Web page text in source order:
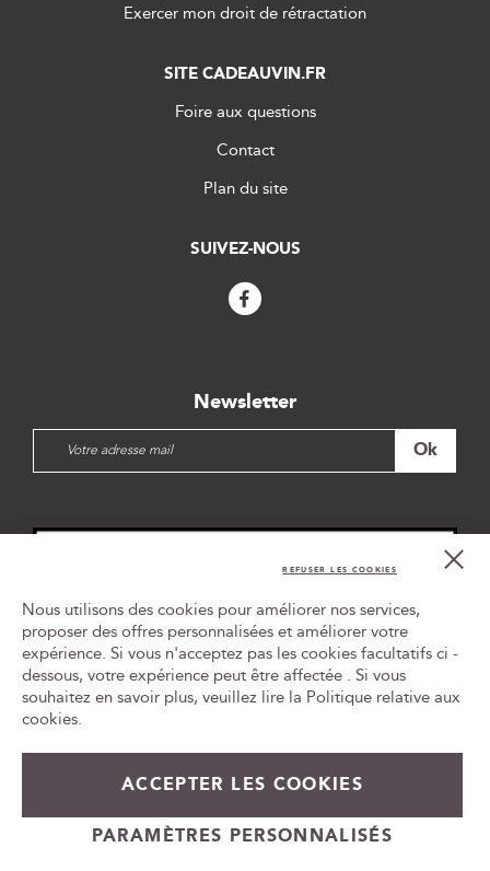
Exercer mon droit de rétractation
SITE CADEAUVIN.FR
Foire aux questions
Contact
Plan du site
SUIVEZ-NOUS
Newsletter
I
r
i
o
n
à
n
o
Ok
L'ABUS D'ALCOOL EST DANGEREUX POUR LA SANTÉ, À
CONSOMMER AVEC MODÉRATION
Cadeauvin.fr - © Copyright 2024 - Tous droits réservés
Nous utilisons des cookies pour améliorer nos services,
proposer des offres personnalisées et améliorer votre
expérience. Si vous n'acceptez pas les cookies facultatifs ci -
dessous, votre expérience peut être affectée . Si vous
souhaitez en savoir plus, veuillez lire la Politique relative aux
cookies.
ACCEPTER LES COOKIES
PARAMÈTRES PERSONNALISÉS
REFUSER LES COOKIES